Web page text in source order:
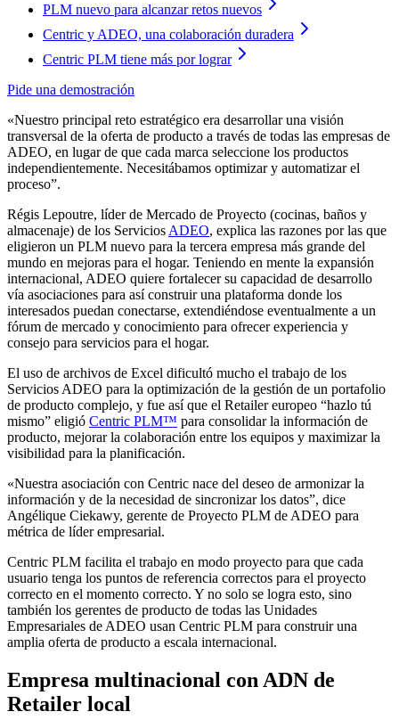
PLM nuevo para alcanzar retos nuevos
Centric y ADEO, una colaboración duradera
Centric PLM tiene más por lograr
Pide una demostración
«Nuestro principal reto estratégico era desarrollar una visión
transversal de la oferta de producto a través de todas las empresas de
ADEO, en lugar de que cada marca seleccione los productos
independientemente. Necesitábamos optimizar y automatizar el
proceso”.
Régis Lepoutre, líder de Mercado de Proyecto (cocinas, baños y
almacenaje) de los Servicios ADEO, explica las razones por las que
eligieron un PLM nuevo para la tercera empresa más grande del
mundo en mejoras para el hogar. Teniendo en mente la expansión
internacional, ADEO quiere fortalecer su capacidad de desarrollo
vía asociaciones para así construir una plataforma donde los
interesados puedan conectarse, extendiéndose eventualmente a un
fórum de mercado y conocimiento para ofrecer experiencia y
consejo para servicios para el hogar.
El uso de archivos de Excel dificultó mucho el trabajo de los
Servicios ADEO para la optimización de la gestión de un portafolio
de producto complejo, y fue así que el Retailer europeo “hazlo tú
mismo” eligió Centric PLM™ para consolidar la información de
producto, mejorar la colaboración entre los equipos y maximizar la
visibilidad para la planificación.
«Nuestra asociación con Centric nace del deseo de armonizar la
información y de la necesidad de sincronizar los datos”, dice
Angélique Ciekawy, gerente de Proyecto PLM de ADEO para
métrica de líder empresarial.
Centric PLM facilita el trabajo en modo proyecto para que cada
usuario tenga los puntos de referencia correctos para el proyecto
correcto en el momento correcto. Y no solo se logra esto, sino
también los gerentes de producto de todas las Unidades
Empresariales de ADEO usan Centric PLM para construir una
amplia oferta de producto a escala internacional.
Empresa multinacional con ADN de
Retailer local